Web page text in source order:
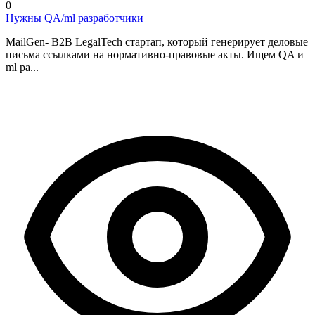
0
Нужны QA/ml разработчики
MailGen- B2B LegalTech стартап, который генерирует деловые
письма ссылками на нормативно-правовые акты. Ищем QA и
ml ра...